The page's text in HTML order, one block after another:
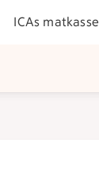
ICAs matkasse